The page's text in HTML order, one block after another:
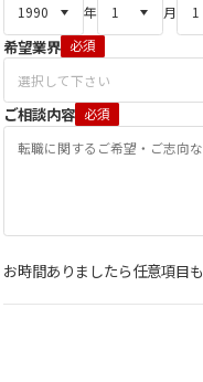
年
月
希望業界 必須
ご相談内容 必須
お時間ありましたら任意項目